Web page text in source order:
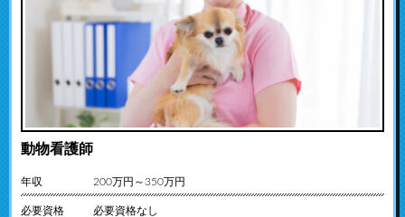
動物看護師
年収 200万円～350万円
必要資格 必要資格なし